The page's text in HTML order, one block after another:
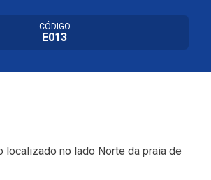
CÓDIGO
E013
localizado no lado Norte da praia de